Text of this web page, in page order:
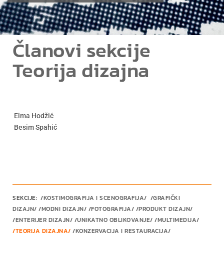
Članovi sekcije
Teorija dizajna
Elma Hodžić
Besim Spahić
SEKCIJE: /KOSTIMOGRAFIJA I SCENOGRAFIJA/ /GRAFIČKI
DIZAJN/ /MODNI DIZAJN/ /FOTOGRAFIJA/ /PRODUKT DIZAJN/
/ENTERIJER DIZAJN/ /UNIKATNO OBLIKOVANJE/ /MULTIMEDIJA/
/TEORIJA DIZAJNA/ /KONZERVACIJA I RESTAURACIJA/